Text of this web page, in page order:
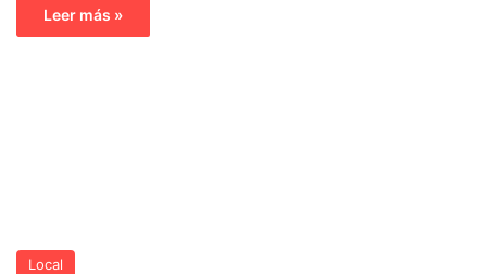
Leer más »
Local